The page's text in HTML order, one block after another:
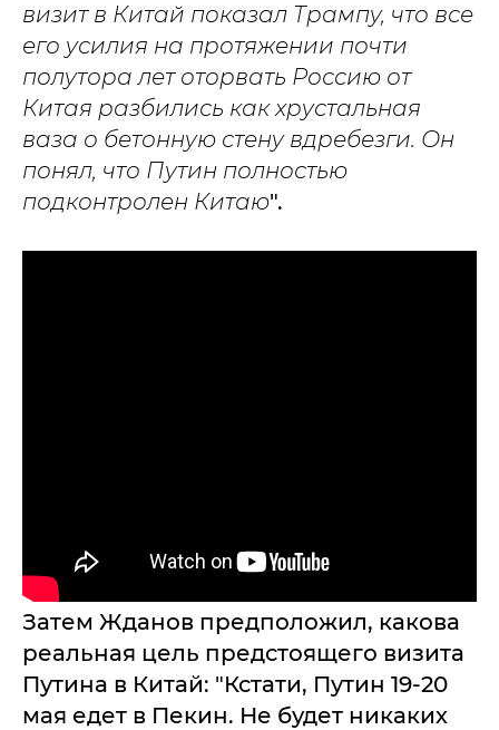
визит в Китай показал Трампу, что все
его усилия на протяжении почти
полутора лет оторвать Россию от
Китая разбились как хрустальная
ваза о бетонную стену вдребезги. Он
понял, что Путин полностью
подконтролен Китаю".
Затем Жданов предположил, какова
реальная цель предстоящего визита
Путина в Китай: "Кстати, Путин 19-20
мая едет в Пекин. Не будет никаких